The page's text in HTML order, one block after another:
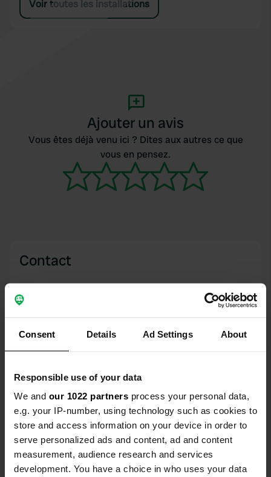
Consent Details Ad Settings About
Responsible use of your data
We and our 1022 partners process your personal data,
e.g. your IP-number, using technology such as cookies to
store and access information on your device in order to
serve personalized ads and content, ad and content
measurement, audience research and services
development. You have a choice in who uses your data
Voir toutes les installations
Ajouter un avis
Vous êtes déjà venu ici ? Dites aux autres ce que
vous en pensez.
Contact
Copie
49.13472 8.05556
Copie
Code du site
2953 Copie
Passer àPRO+
pour toutes les coordonnées